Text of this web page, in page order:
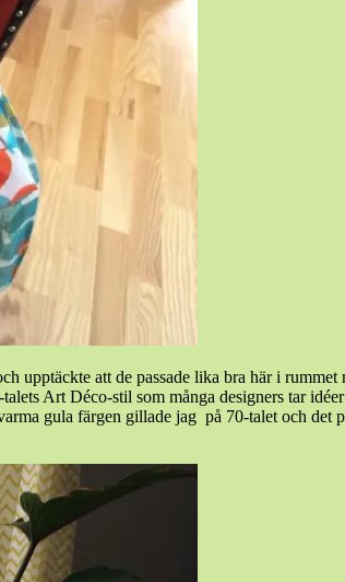
upptäckte att de passade lika bra här i
Art Déco-stil som många designers tar
gula färgen gillade jag på 70-talet och